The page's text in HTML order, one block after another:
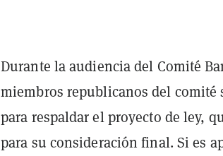
Durante la audiencia del Comité
miembros republicanos del comité
para respaldar el proyecto de ley,
para su consideración final. Si es